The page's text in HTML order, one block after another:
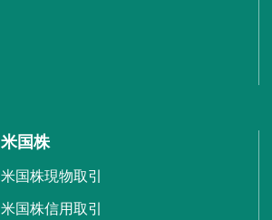
米国株
米国株現物取引
米国株信用取引